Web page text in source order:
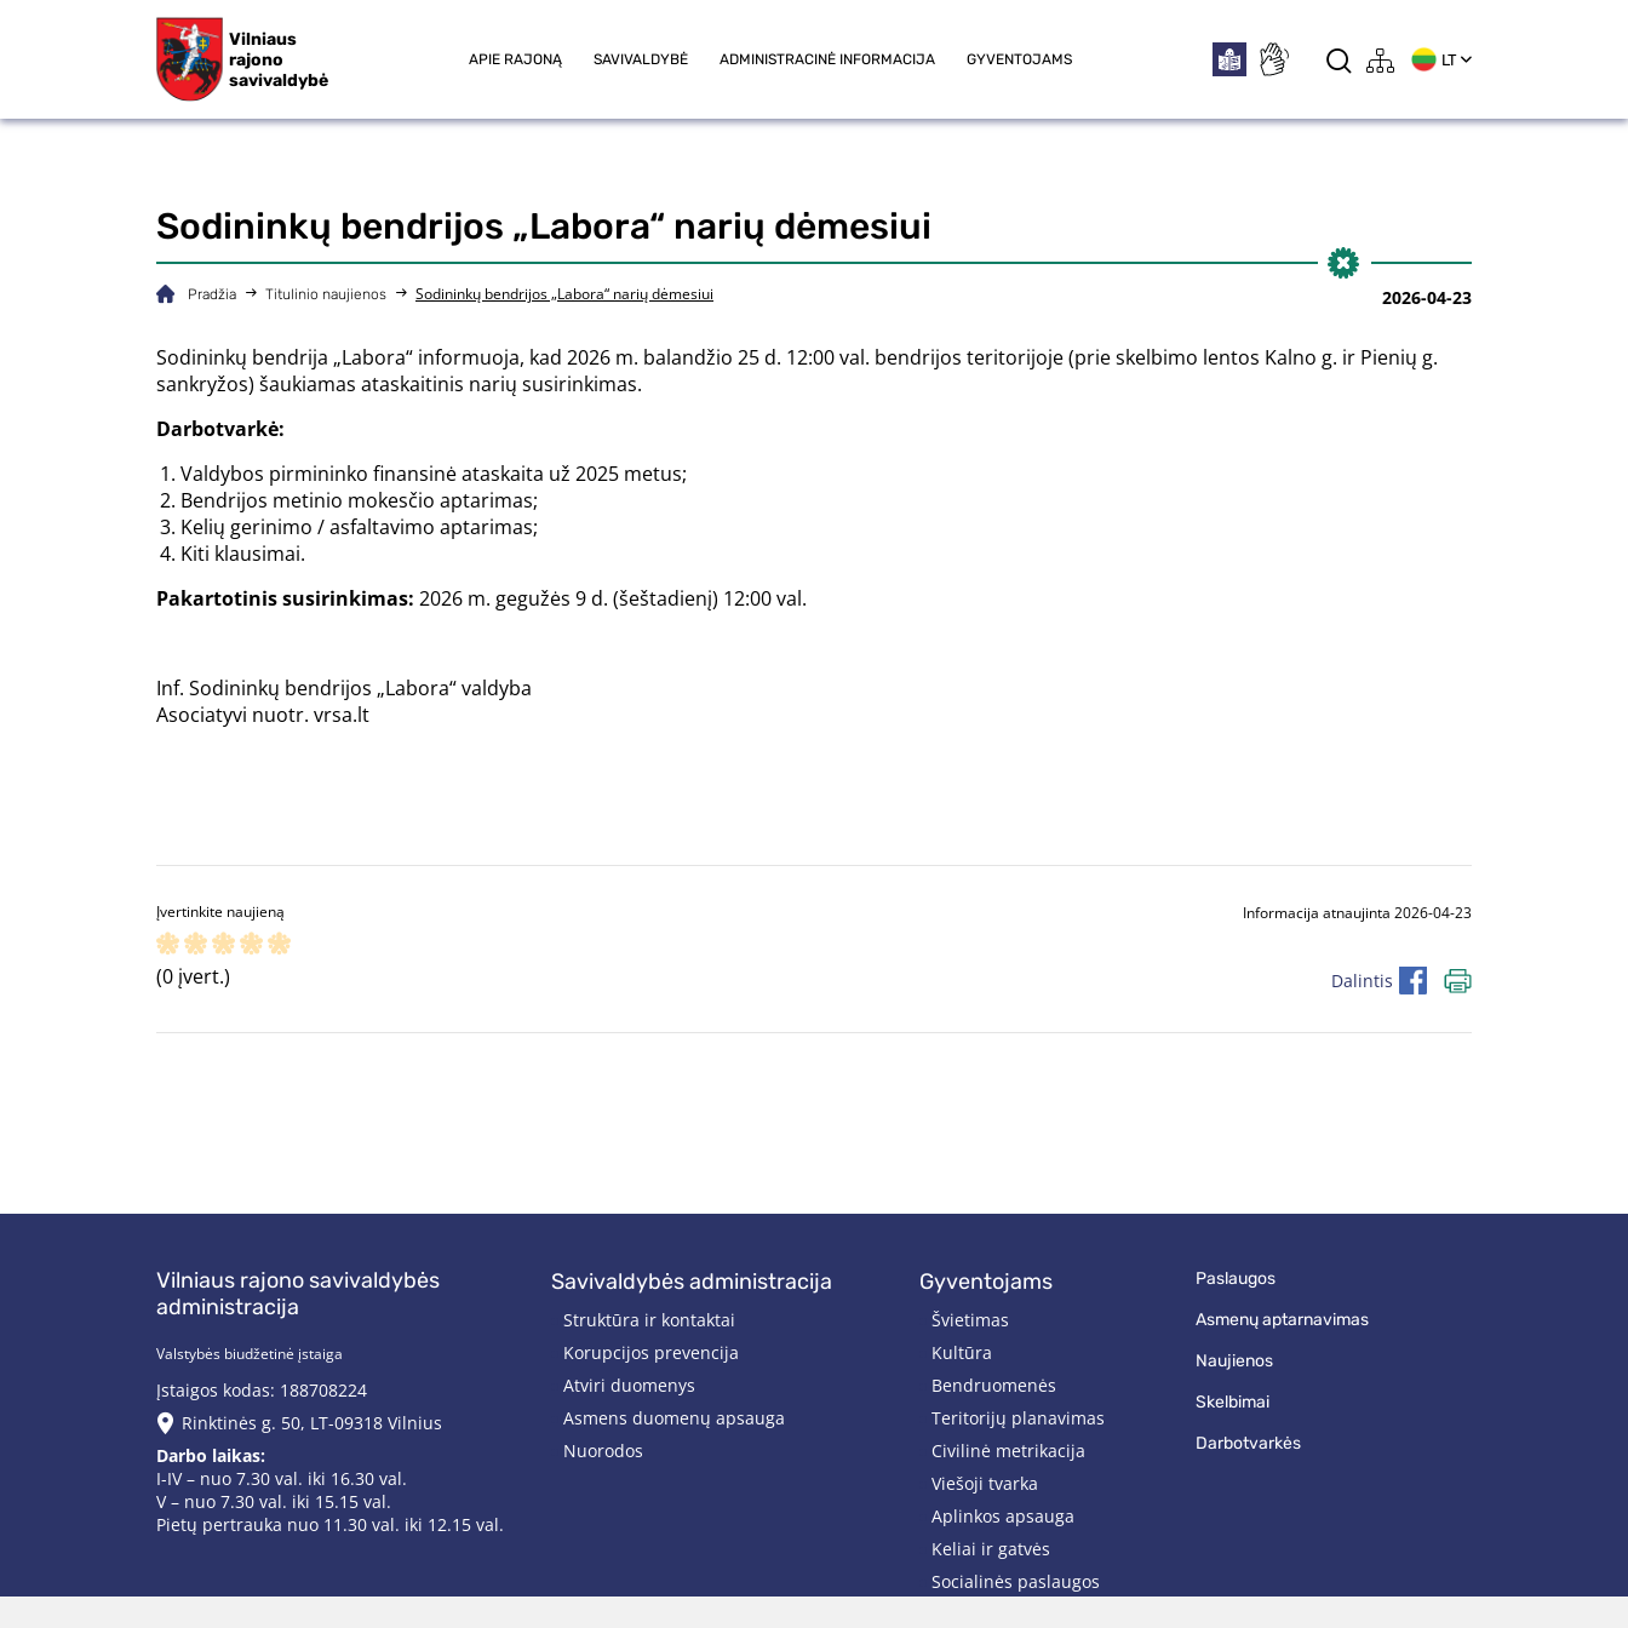
Vilniaus
rajono
savivaldybė
APIE RAJONĄ SAVIVALDYBĖ ADMINISTRACINĖ INFORMACIJA GYVENTOJAMS LT
Sodininkų bendrijos „Labora“ narių dėmesiui
Pradžia Titulinio naujienos Sodininkų bendrijos „Labora“ narių dėmesiui 2026-04-23
Sodininkų bendrija „Labora“ informuoja, kad 2026 m. balandžio 25 d. 12:00 val. bendrijos teritorijoje (prie skelbimo lentos Kalno g. ir Pienių g.
sankryžos) šaukiamas ataskaitinis narių susirinkimas.
Darbotvarkė:
Valdybos pirmininko finansinė ataskaita už 2025 metus;
Bendrijos metinio mokesčio aptarimas;
Kelių gerinimo / asfaltavimo aptarimas;
Kiti klausimai.
Pakartotinis susirinkimas: 2026 m. gegužės 9 d. (šeštadienį) 12:00 val.
Inf. Sodininkų bendrijos „Labora“ valdyba
Asociatyvi nuotr. vrsa.lt
Įvertinkite naujieną
(0 įvert.)
Informacija atnaujinta 2026-04-23
Dalintis
Vilniaus rajono savivaldybės
administracija
Valstybės biudžetinė įstaiga
Įstaigos kodas: 188708224
Rinktinės g. 50, LT-09318 Vilnius
Darbo laikas:
I-IV – nuo 7.30 val. iki 16.30 val.
V – nuo 7.30 val. iki 15.15 val.
Pietų pertrauka nuo 11.30 val. iki 12.15 val.
savivaldybės administracija
Struktūra ir kontaktai
Korupcijos prevencija
Atviri duomenys
Asmens duomenų apsauga
Nuorodos
gyventojams
Švietimas
Kultūra
Bendruomenės
Teritorijų planavimas
Civilinė metrikacija
Viešoji tvarka
Aplinkos apsauga
Keliai ir gatvės
Socialinės paslaugos
paslaugos
asmenų aptarnavimas
naujienos
skelbimai
darbotvarkės